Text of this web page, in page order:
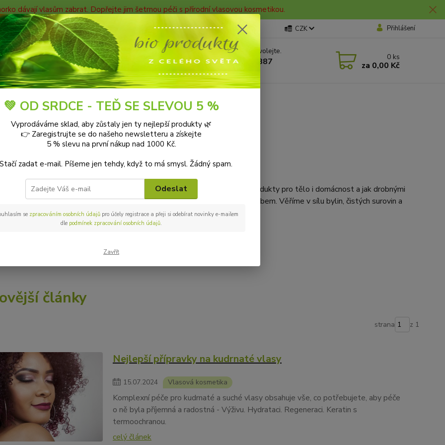
dávají vlasům zabrat. Dopřejte jim šetrnou péči s přírodní vlasovou kosmetikou.
Blog CZK Přihlášení
Hledat
Nevíte si rady? Zavolejte.
+420 606 912 887
9-18:00 hod.
0 ks
za 0,00 Kč
Blog
na blogu Bioprotebe.cz 🌿
pro zdravější tělo, klidnější mysl a laskavější svět.
tipy a rady, jak pečovat o své zdraví přírodní cestou, jak vybírat šetrné produkty pro tělo i domácnost a jak drobnými
žít udržitelněji. Nebo jak vylepšit svůj domov a zahradu ekologickým způsobem. Věříme v sílu bylin, čistých surovin a
články
strana z 1
Nejlepší přípravky na kudrnaté vlasy
15.07.2024 Vlasová kosmetika
Komplexní péče pro kudrnaté a suché vlasy obsahuje vše, co potřebujete, aby péče
o ně byla příjemná a radostná - Výživu. Hydrataci. Regeneraci. Keratin s
termoochranou.
celý článek
💚 OD SRDCE - TEĎ SE SLEVOU 5 %
Vyprodáváme sklad, aby zůstaly jen ty nejlepší produkty 🌿
👉 Zaregistrujte se do našeho newsletteru a získejte
5 % slevu na první nákup nad 1000 Kč.
zadat e-mail. Píšeme jen tehdy, když to má smysl. Žádný spam.
Odeslat
se zpracováním osobních údajůpro účely registrace a přeji si odebírat novinky e-mailem
dle podmínek zpracování osobních údajů.
Zavřít